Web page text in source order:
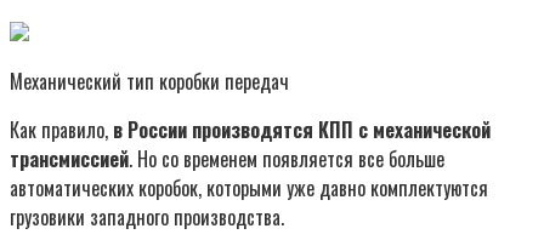
Механический тип коробки передач
Как правило, в России производятся КПП с механической
трансмиссией. Но со временем появляется все больше
автоматических коробок, которыми уже давно комплектуются
грузовики западного производства.